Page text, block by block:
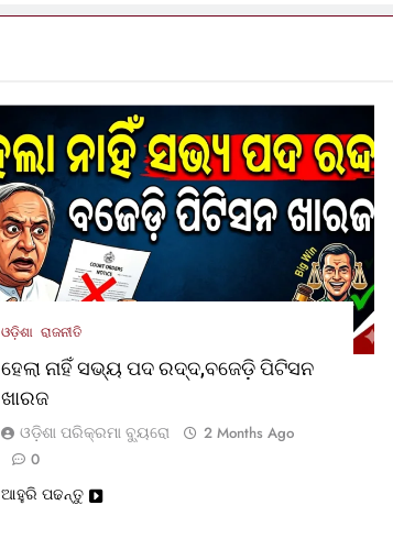
ଓଡ଼ିଶା ରାଜନୀତି
ହେଲା ନାହିଁ ସଭ୍ୟ ପଦ ରଦ୍ଦ,ବଜେଡ଼ି ପିଟିସନ
ଖାରଜ
ଓଡ଼ିଶା ପରିକ୍ରମା ବ୍ୟୁରୋ
2 Months Ago
0
ଆହୁରି ପଢନ୍ତୁ